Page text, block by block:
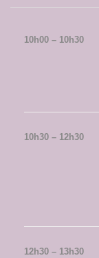
10h00 – 10h30
10h30 – 12h30
12h30 – 13h30